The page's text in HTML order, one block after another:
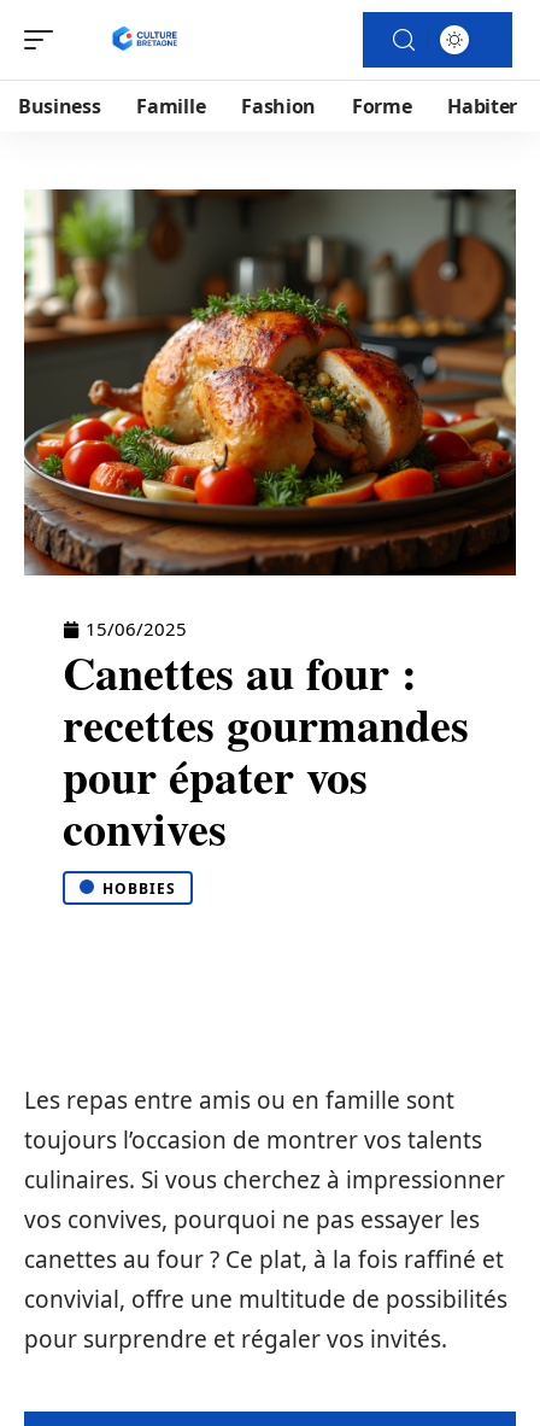
Business Famille Fashion Forme Habiter
15/06/2025
Canettes au four :
recettes gourmandes
pour épater vos
convives
HOBBIES
Les repas entre amis ou en famille sont
toujours l’occasion de montrer vos talents
culinaires. Si vous cherchez à impressionner
vos convives, pourquoi ne pas essayer les
canettes au four ? Ce plat, à la fois raffiné et
convivial, offre une multitude de possibilités
pour surprendre et régaler vos invités.